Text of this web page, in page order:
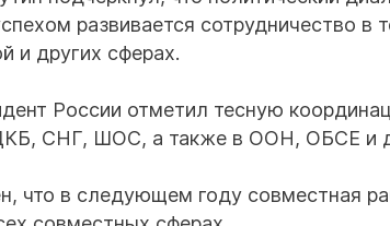
развивается сотрудничество в
и других сферах.
России отметил тесную
СНГ, ШОС, а также в ООН, ОБСЕ и
что в следующем году совместная